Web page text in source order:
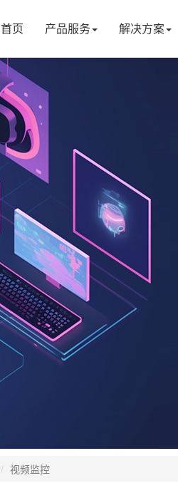
首页 产品服务 解决方案
视频监控